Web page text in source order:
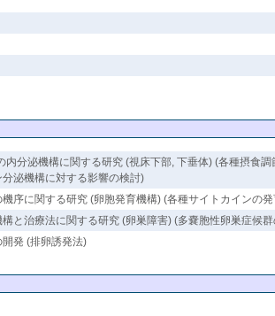
内分泌機構に関する研究 (視床下部, 下垂体) (各種摂食
泌機構に対する影響の検討)
序に関する研究 (卵胞発育機構) (各種サイトカインの
と治療法に関する研究 (卵巣障害) (多嚢胞性卵巣症候
発 (排卵誘発法)